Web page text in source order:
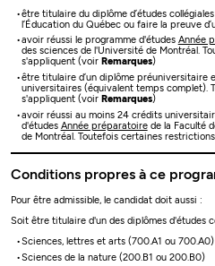
être titulaire du diplôme d’études
l’Éducation du Québec ou faire la preuve
avoir réussi le programme d'études Année
des sciences de l'Université de Montréal.
s'appliquent (voir Remarques)
être titulaire d’un diplôme préuniversitaire
universitaires (équivalent temps complet).
s'appliquent (voir Remarques)
avoir réussi au moins 24 crédits
d'études Année préparatoirede la Faculté
de Montréal. Toutefois certaines
Conditions propres à ce
Pour être admissible, le candidat doit aussi :
Soit être titulaire d'un des diplômes d'études
Sciences, lettres et arts (700.A1 ou 700.A0)
Sciences de la nature (200.B1 ou 200.B0)